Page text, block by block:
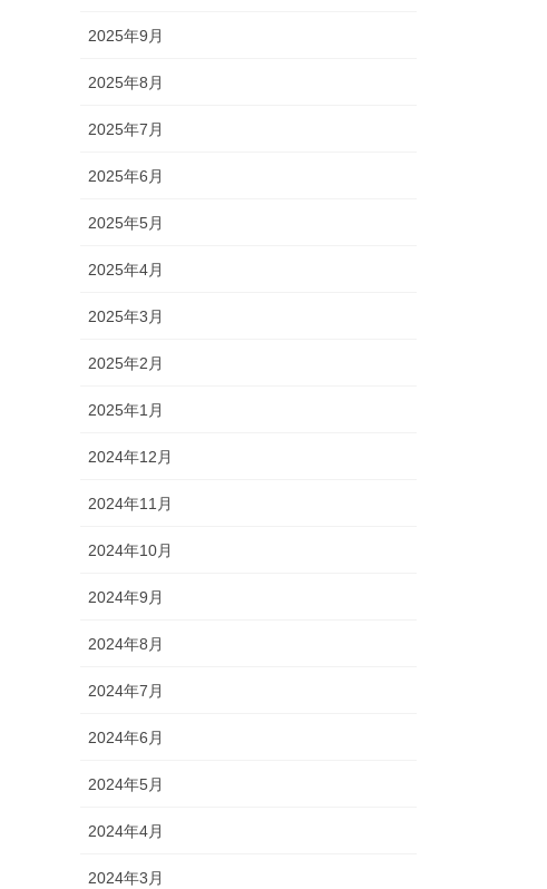
2025年9月
2025年8月
2025年7月
2025年6月
2025年5月
2025年4月
2025年3月
2025年2月
2025年1月
2024年12月
2024年11月
2024年10月
2024年9月
2024年8月
2024年7月
2024年6月
2024年5月
2024年4月
2024年3月